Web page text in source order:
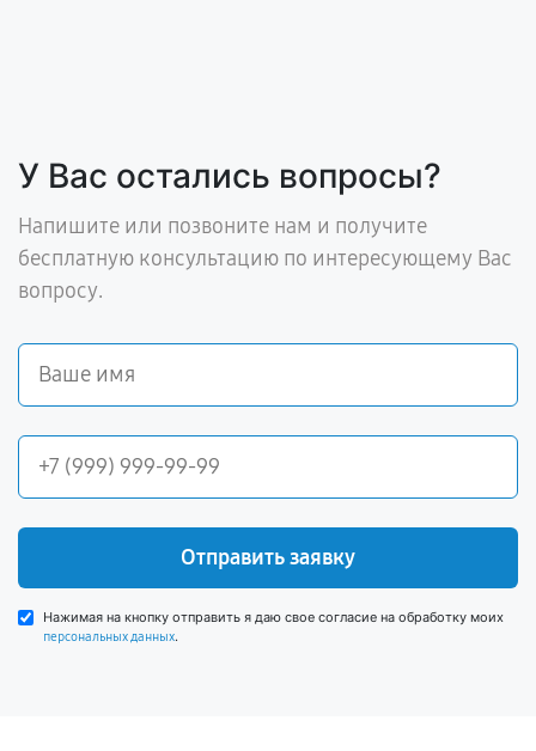
У Вас остались вопросы?
Напишите или позвоните нам и получите
бесплатную консультацию по интересующему Вас
вопросу.
Отправить заявку
Нажимая на кнопку отправить я даю свое согласие на обработку моих
персональных данных.